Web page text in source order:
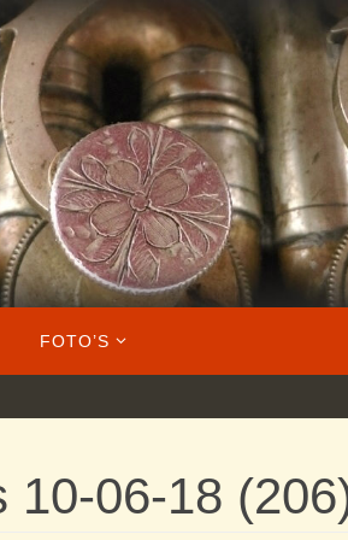
FOTO’S
10-06-18